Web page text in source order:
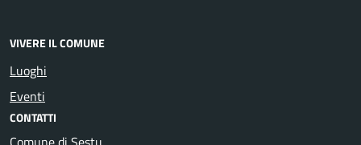
VIVERE IL COMUNE
Luoghi
Eventi
CONTATTI